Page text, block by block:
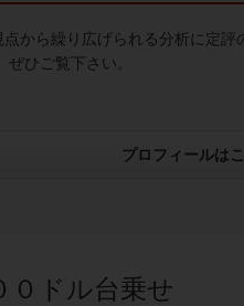
から繰り広げられる分析に定
ひご覧下さい。
プロフィールは
ドル台乗せ